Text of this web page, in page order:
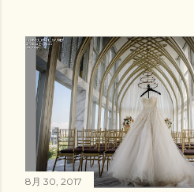
8月 30, 2017